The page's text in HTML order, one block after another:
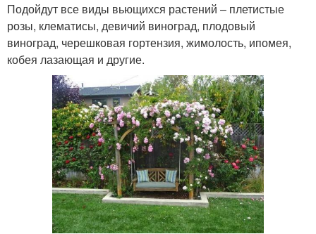
Подойдут все виды вьющихся растений – плетистые
розы, клематисы, девичий виноград, плодовый
виноград, черешковая гортензия, жимолость, ипомея,
кобея лазающая и другие.